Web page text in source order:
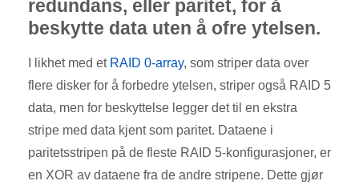
redundans, eller paritet, for å
beskytte data uten å ofre ytelsen.
I likhet med et RAID 0-array, som striper data over
flere disker for å forbedre ytelsen, striper også RAID 5
data, men for beskyttelse legger det til en ekstra
stripe med data kjent som paritet. Dataene i
paritetsstripen på de fleste RAID 5-konfigurasjoner, er
en XOR av dataene fra de andre stripene. Dette gjør